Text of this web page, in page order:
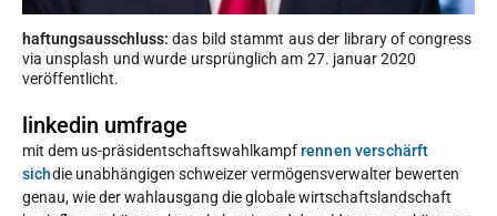
haftungsausschluss: das bild stammt aus der library of congress
via unsplash und wurde ursprünglich am 27. januar 2020
veröffentlicht.
linkedin umfrage
mit dem us-präsidentschaftswahlkampfrennen verschärft
sichdie unabhängigen schweizer vermögensverwalter bewerten
genau, wie der wahlausgang die globale wirtschaftslandschaft